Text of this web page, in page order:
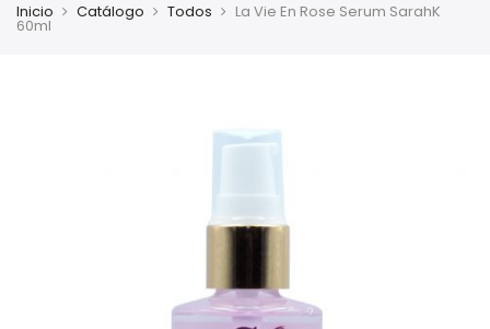
Inicio Catálogo Todos La Vie En Rose Serum SarahK
60ml